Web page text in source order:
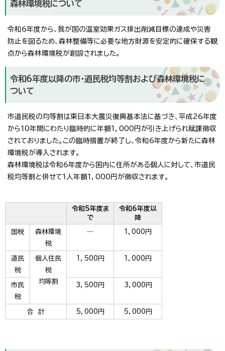
森林環境税について
令和6年度から、我が国の温室効果ガス排出削減目標の達成や災害
防止を図るため、森林整備等に必要な地方財源を安定的に確保する観
点から森林環境税が創設されました。
令和6年度以降の市・道民税均等割および森林環境税に
ついて
市道民税の均等割は東日本大震災復興基本法に基づき、平成26年度
から10年間にわたり臨時的に年額1，000円が引き上げられ賦課徴収
されておりました。この臨時措置が終了し、令和6年度から新たに森林
環境税が導入されます。
森林環境税は令和6年度から国内に住所がある個人に対して、市道民
税均等割と併せて1人年額1，000円が徴収されます。
令和5年度ま
で
令和6年度以
降
国税
森林環境
税
― 1，000円
道民
税
個人住民
税
均等割
1，500円 1，000円
市民
税
3，500円 3，000円
合 計 5，000円 5，000円